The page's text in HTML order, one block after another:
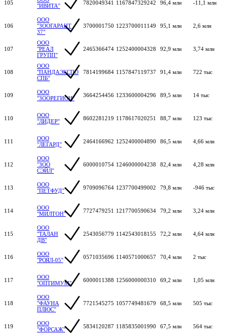
105
"ИВИТА"
7820049341 1167847329242 96,4 млн -11,1 млн
106
ООО
"ЗООГАРАНТ
37"
3700001750 1223700011149 95,1 млн 2,6 млн
107
ООО
"РЕАЛ
ГРУПП"
2465366474 1252400004328 92,9 млн 3,74 млн
108
ООО
"ПАНДАЭКСПО
СПБ"
7814199684 1157847119737 91,4 млн 722 тыс
109
ООО
"ЗООРЕГИОН"
3664254456 1233600004296 89,5 млн 14 тыс
110
ООО
"ЛИДЕР"
8602281219 1178617020251 88,7 млн 123 тыс
111
ООО
"ЛЕГАРД"
2464166962 1252400004890 86,5 млн 4,66 млн
112
ООО
"ЗОО
СЭЙЛ"
6000010754 1246000004238 82,4 млн 4,28 млн
113
ООО
"ПЕТФУД"
9709096764 1237700499002 79,8 млн -946 тыс
114
ООО
"МИЛТОН"
7727479251 1217700590634 79,2 млн 3,24 млн
115
ООО
"ТАЛАН
ДВ"
2543056779 1142543018155 72,2 млн 4,64 млн
116
ООО
"РОЯЛ-05"
0571035696 1140571000657 70,4 млн 2 тыс
117
ООО
"ОПТИМУМ"
6000011388 1256000000310 69,2 млн 1,05 млн
118
ООО
"ФАУНА
ПЛЮС"
7721545275 1057749481679 68,5 млн 505 тыс
119
ООО
"ФОРСАЖ"
5834120287 1185835001990 67,5 млн 564 тыс